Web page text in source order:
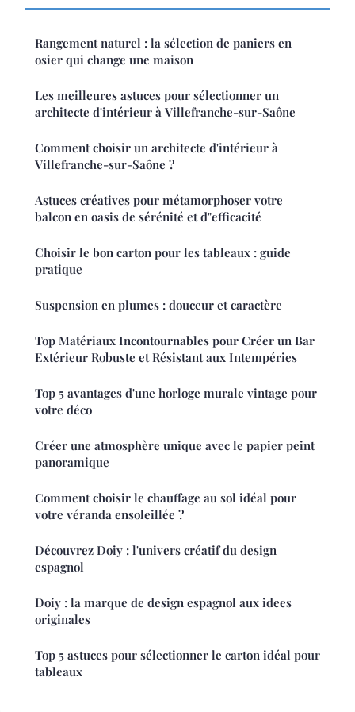
Rangement naturel : la sélection de paniers en
osier qui change une maison
Les meilleures astuces pour sélectionner un
architecte d'intérieur à Villefranche-sur-Saône
Comment choisir un architecte d'intérieur à
Villefranche-sur-Saône ?
Astuces créatives pour métamorphoser votre
balcon en oasis de sérénité et d"efficacité
Choisir le bon carton pour les tableaux : guide
pratique
Suspension en plumes : douceur et caractère
Top Matériaux Incontournables pour Créer un Bar
Extérieur Robuste et Résistant aux Intempéries
Top 5 avantages d'une horloge murale vintage pour
votre déco
Créer une atmosphère unique avec le papier peint
panoramique
Comment choisir le chauffage au sol idéal pour
votre véranda ensoleillée ?
Découvrez Doiy : l'univers créatif du design
espagnol
Doiy : la marque de design espagnol aux idees
originales
Top 5 astuces pour sélectionner le carton idéal pour
tableaux